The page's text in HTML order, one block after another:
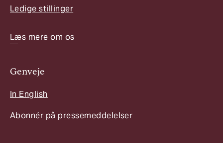
Ledige stillinger
Læs mere om os
Genveje
In English
Abonnér på pressemeddelelser